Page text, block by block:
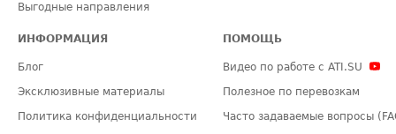
Выгодные направления
ИНФОРМАЦИЯ
Блог
Эксклюзивные материалы
Политика конфиденциальности
ПОМОЩЬ
Видео по работе с ATI.SU
Полезное по перевозкам
Часто задаваемые вопросы